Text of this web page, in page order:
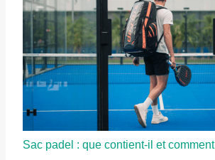
Sac padel : que contient-il et